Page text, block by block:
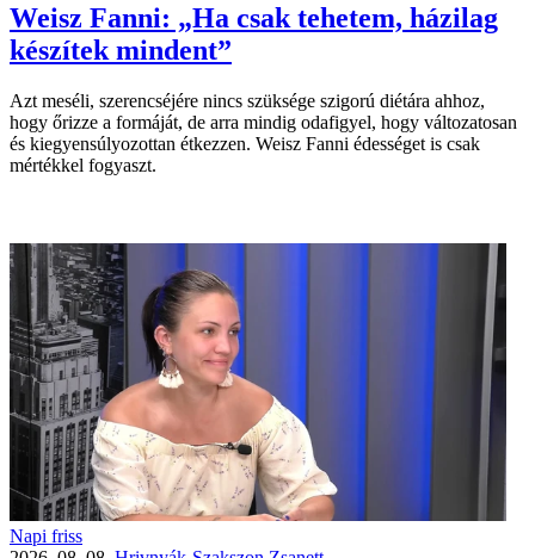
Weisz Fanni: „Ha csak tehetem, házilag
készítek mindent”
Azt meséli, szerencséjére nincs szüksége szigorú diétára ahhoz,
hogy őrizze a formáját, de arra mindig odafigyel, hogy változatosan
és kiegyensúlyozottan étkezzen. Weisz Fanni édességet is csak
mértékkel fogyaszt.
Napi friss